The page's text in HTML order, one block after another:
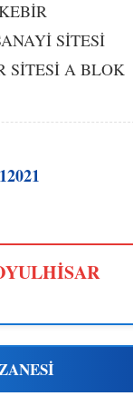
SİTESİ
SİTESİ A BLOK